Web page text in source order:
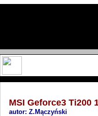
MSI Geforce3 Ti200
autor: Z.Mączyński